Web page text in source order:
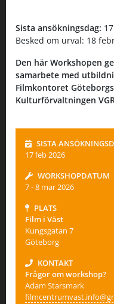
Sista ansökningsdag:
Besked om urval: 18
Den här Workshopen
samarbete med
Filmkontoret
Kulturförvaltningen
SISTA
17 feb 2026
WORKSHOPDATUM
7-8 mar 2026
PLATS
Film i Väst
Kungsgatan 7
Göteborg
KONTAKT
Frågor om workshop?
Adam Starsmark